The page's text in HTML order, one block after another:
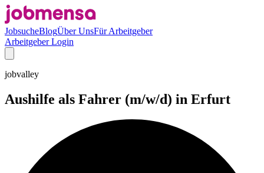
JobsucheBlogÜber UnsFür Arbeitgeber
Arbeitgeber Login
jobvalley
Aushilfe als Fahrer (m/w/d) in Erfurt